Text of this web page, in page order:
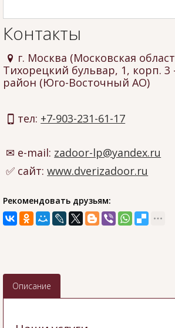
Контакты
г. Москва (Московская
Тихорецкий бульвар, 1, корп. 3
район (Юго-Восточный АО)
тел: +7-903-231-61-17
e-mail: zadoor-lp@yandex.ru
сайт:www.dverizadoor.ru
Рекомендовать друзьям:
Описание